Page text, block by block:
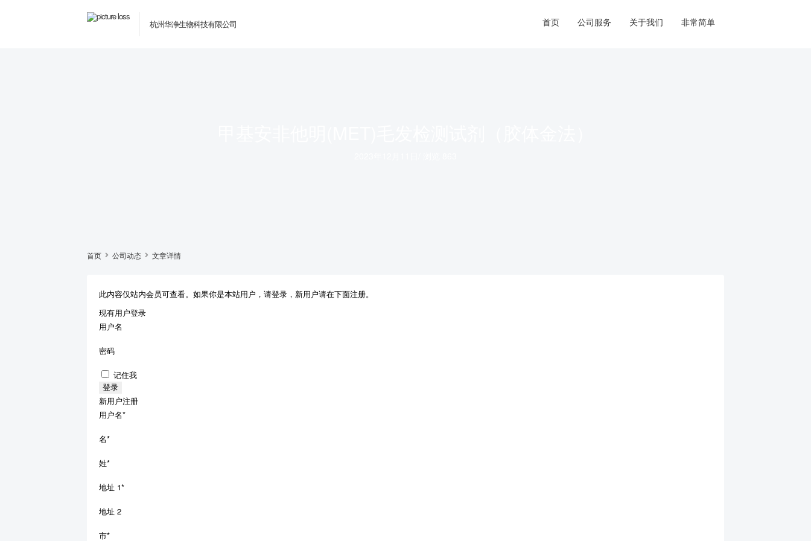
杭州华净生物科技有限公司 首页 公司服务 关于我们 非常简单
首页 公司动态 文章详情
此内容仅站内会员可查看。如果你是本站用户，请登录，新用户请在下面注册。
现有用户登录
用户名
密码
记住我
新用户注册
用户名*
名*
姓*
地址 1*
地址 2
市*